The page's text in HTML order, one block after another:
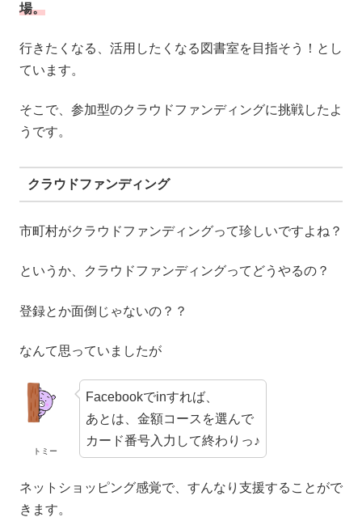
場。
行きたくなる、活用したくなる図書室を目指そう！とし
ています。
そこで、参加型のクラウドファンディングに挑戦したよ
うです。
クラウドファンディング
市町村がクラウドファンディングって珍しいですよね？
というか、クラウドファンディングってどうやるの？
登録とか面倒じゃないの？？
なんて思っていましたが
トミー
Facebookでinすれば、
あとは、金額コースを選んで
カード番号入力して終わりっ♪
ネットショッピング感覚で、すんなり支援することがで
きます。